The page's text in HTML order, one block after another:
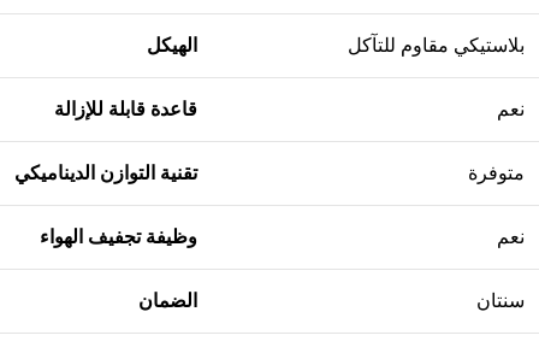
بلاستيكي مقاوم للتآكل الهيكل
نعم قاعدة قابلة للإزالة
متوفرة تقنية التوازن الديناميكي
نعم وظيفة تجفيف الهواء
سنتان الضمان